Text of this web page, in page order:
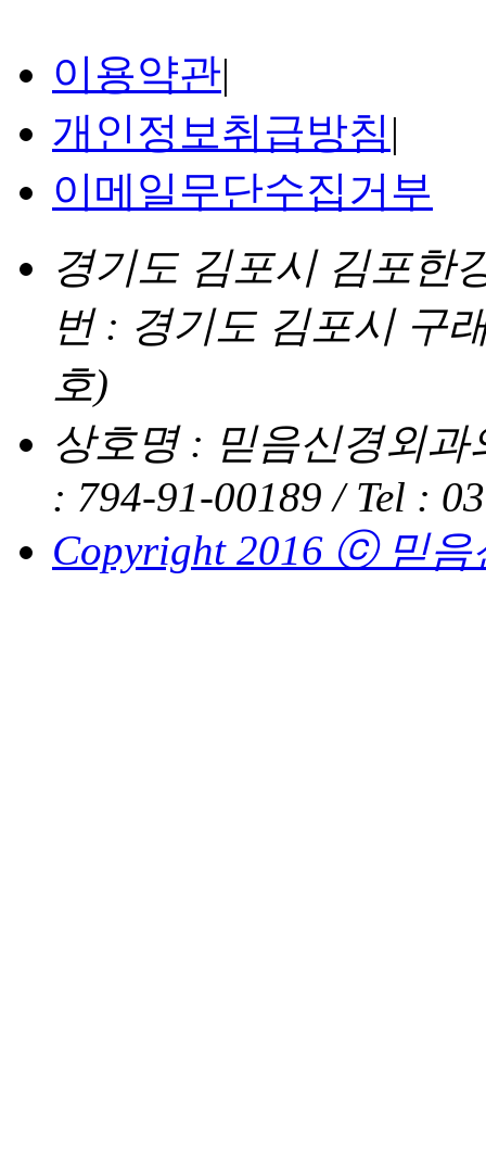
이용약관|
개인정보취급방침 |
이메일무단수집거부
경기도 김포시 김포한
번 : 경기도 김포시 구
호)
상호명 : 믿음신경외
: 794-91-00189 / Tel :
Copyright 2016 ⓒ 믿음